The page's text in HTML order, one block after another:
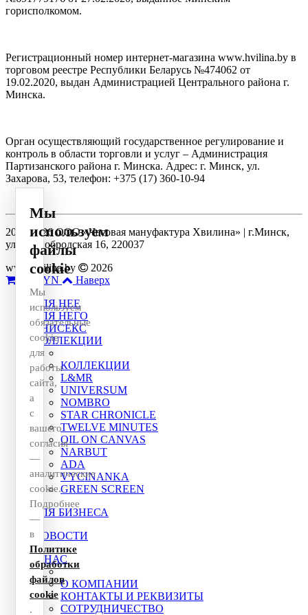
горисполкомом.
Регистрационный номер интернет-магазина www.hvilina.by в
торговом реестре Республики Беларусь №474062 от
19.02.2020, выдан Администрацией Центрального района г.
Минска.
Орган осуществляющий государственное регулирование и
контроль в области торговли и услуг – Администрация
Партизанского района г. Минска. Адрес: г. Минск, ул.
Захарова, 53, телефон: +375 (17) 360-10-94
2014-2026 ООО «Часовая мануфактура Хвилина» | г.Минск,
ул. Долгобродская 16, 220037
www.hvilina.by
2026
0 BYN
Наверх
ДЛЯ НЕЕ
ДЛЯ НЕГО
УНИСЕКС
КОЛЛЕКЦИИ
КОЛЛЕКЦИИ
L&MR
UNIVERSUM
NOMBRO
STAR CHRONICLE
TWELVE MINUTES
OIL ON CANVAS
NARBUT
ADA
VYCINANKA
GREEN SCREEN
ДЛЯ БИЗНЕСА
НОВОСТИ
О НАС
О КОМПАНИИ
КОНТАКТЫ И РЕКВИЗИТЫ
СОТРУДНИЧЕСТВО
Мы
используем
файлы
cookie
Мы
используем
обязательные
cookie
для
работы
сайта,
а
с
вашего
согласия
—
аналитические
cookie.
Подробнее
—
в
Политике
обработки
файлов
cookie
.